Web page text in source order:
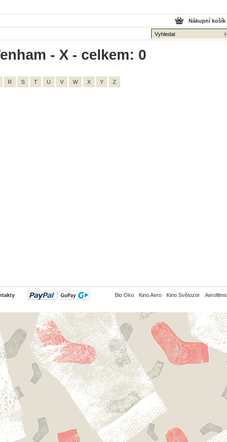
Nákupní košík
- X - celkem: 0
R S T U V W X Y Z
Bio Oko Kino Aero Kino Světozor Aerofilms